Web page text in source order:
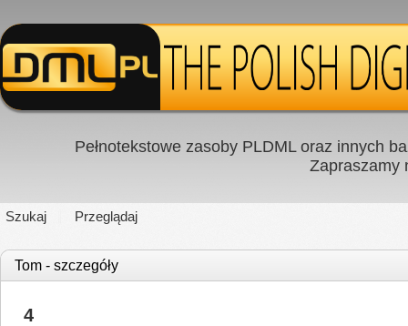
Pełnotekstowe zasoby PLDML oraz innych
Zapraszamy
Szukaj Przeglądaj
Tom - szczegóły
4